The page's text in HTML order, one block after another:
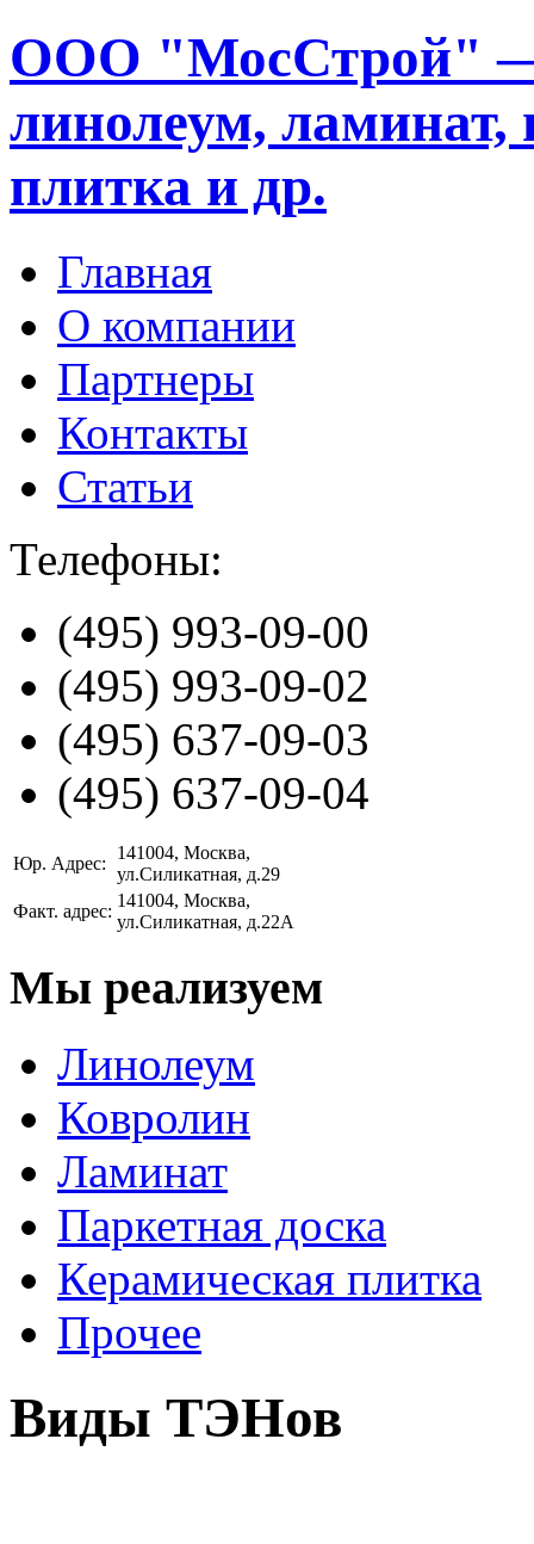
ООО "МосСтрой" —
линолеум, ламинат,
плитка и др.
Главная
О компании
Партнеры
Контакты
Статьи
Телефоны:
(495) 993-09-00
(495) 993-09-02
(495) 637-09-03
(495) 637-09-04
Юр. Адрес:
141004, Москва,
ул.Силикатная, д.29
Факт. адрес:
141004, Москва,
ул.Силикатная, д.22А
Мы реализуем
Линолеум
Ковролин
Ламинат
Паркетная доска
Керамическая плитка
Прочее
Виды ТЭНов